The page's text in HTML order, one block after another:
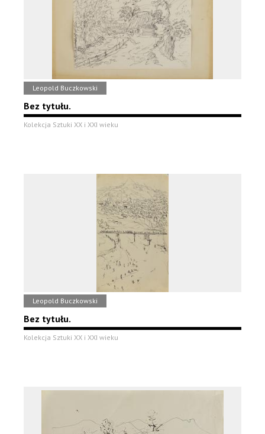
Leopold Buczkowski
Bez tytułu.
Kolekcja Sztuki XX i XXI wieku
Leopold Buczkowski
Bez tytułu.
Kolekcja Sztuki XX i XXI wieku